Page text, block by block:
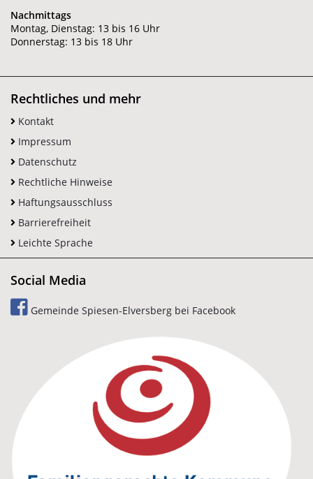
Nachmittags
Montag, Dienstag: 13 bis 16 Uhr
Donnerstag: 13 bis 18 Uhr
Rechtliches und mehr
Kontakt
Impressum
Datenschutz
Rechtliche Hinweise
Haftungsausschluss
Barrierefreiheit
Leichte Sprache
Social Media
Gemeinde Spiesen-Elversberg bei Facebook